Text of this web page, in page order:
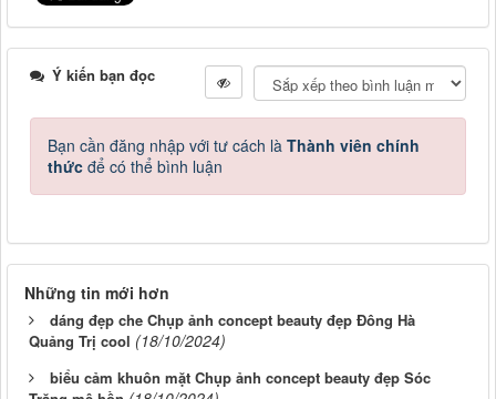
Ý kiến bạn đọc
Bạn cần đăng nhập với tư cách là Thành viên chính
thức để có thể bình luận
Những tin mới hơn
dáng đẹp che Chụp ảnh concept beauty đẹp Đông Hà
Quảng Trị cool (18/10/2024)
biểu cảm khuôn mặt Chụp ảnh concept beauty đẹp Sóc